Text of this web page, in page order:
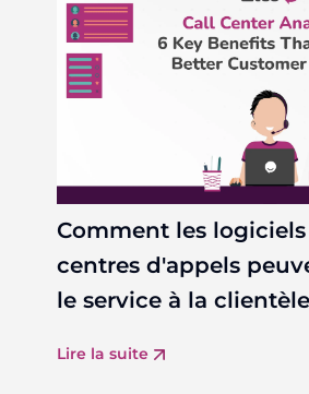
Comment les
centres d'appels
le service à la
Lire la suite